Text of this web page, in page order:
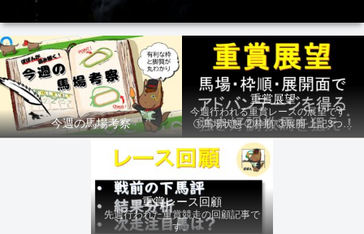
今週の馬場考察
重賞展望
今週行われる重賞レースの展望です。
①馬場状態 ②枠順 ③展開 上記3つの
ファクターから有利にレースを運べる
馬を導き、追い切りの動きを加味して
最終評価を下します。
重賞レース回顧
先週行われた重賞競走の回顧記事で
す。